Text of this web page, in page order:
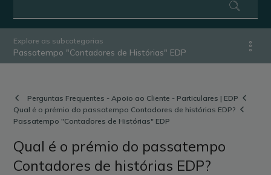
Explore as subcategorias
Passatempo "Contadores de Histórias" EDP
Perguntas Frequentes - Apoio ao Cliente - Particulares | EDP
Qual é o prémio do passatempo Contadores de histórias EDP?
Passatempo "Contadores de Histórias" EDP
Qual é o prémio do passatempo
Contadores de histórias EDP?